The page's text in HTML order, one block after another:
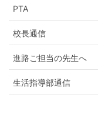
PTA
校長通信
進路ご担当の先生へ
生活指導部通信